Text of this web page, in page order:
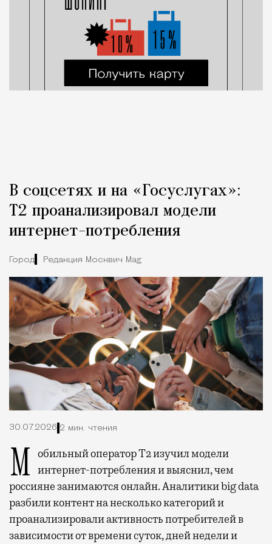
В соцсетях и на «Госуслугах»:
Т2 проанализировал модели
интернет-потребления
Город Редакция Москвич Mag
30.07.2026 2 мин. чтения
Мобильный оператор Т2 изучил модели интернет-потребления и выяснил, чем
россияне занимаются онлайн. Аналитики big data
разбили контент на несколько категорий и
проанализировали активность потребителей в
зависимости от времени суток, дней недели и